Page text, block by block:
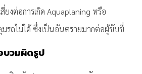
ยงต่อการเกิด Aquaplaning หรือ
รถไม่ได้ ซึ่งเป็นอันตรายมากต่อผู้ขับขี่
บวมผิดรูป